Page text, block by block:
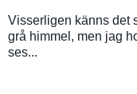
Visserligen känns det
grå himmel, men jag
ses...